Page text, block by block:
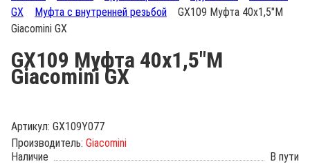
GX
Муфта с внутренней резьбой
GX109 Муфта 40х1,5"М
Giacomini GX
GX109 Муфта 40х1,5"М
Giacomini GX
Артикул: GX109Y077
Производитель: Giacomini
Наличие
В пути